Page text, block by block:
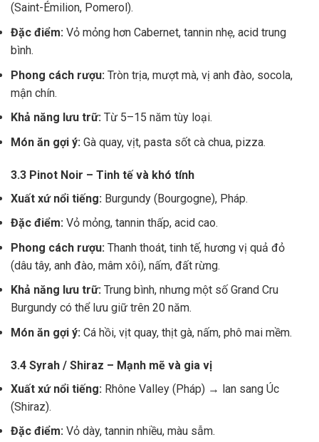
(Saint-Émilion, Pomerol).
Đặc điểm: Vỏ mỏng hơn Cabernet, tannin nhẹ, acid trung
bình.
Phong cách rượu: Tròn trịa, mượt mà, vị anh đào, socola,
mận chín.
Khả năng lưu trữ: Từ 5–15 năm tùy loại.
Món ăn gợi ý: Gà quay, vịt, pasta sốt cà chua, pizza.
3.3 Pinot Noir – Tinh tế và khó tính
Xuất xứ nổi tiếng: Burgundy (Bourgogne), Pháp.
Đặc điểm: Vỏ mỏng, tannin thấp, acid cao.
Phong cách rượu: Thanh thoát, tinh tế, hương vị quả đỏ
(dâu tây, anh đào, mâm xôi), nấm, đất rừng.
Khả năng lưu trữ: Trung bình, nhưng một số Grand Cru
Burgundy có thể lưu giữ trên 20 năm.
Món ăn gợi ý: Cá hồi, vịt quay, thịt gà, nấm, phô mai mềm.
3.4 Syrah / Shiraz – Mạnh mẽ và gia vị
Xuất xứ nổi tiếng: Rhône Valley (Pháp) → lan sang Úc
(Shiraz).
Đặc điểm: Vỏ dày, tannin nhiều, màu sẫm.